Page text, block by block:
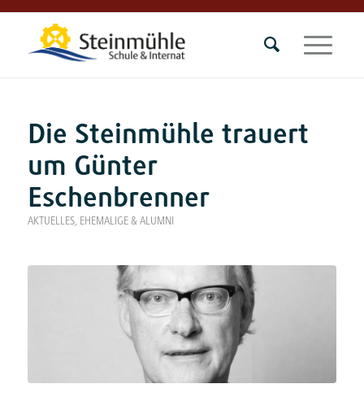
Die Steinmühle trauert
um Günter
Eschenbrenner
AKTUELLES, EHEMALIGE & ALUMNI